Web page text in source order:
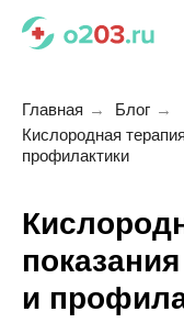
Главная → Блог →
Кислородная
профилактики
и